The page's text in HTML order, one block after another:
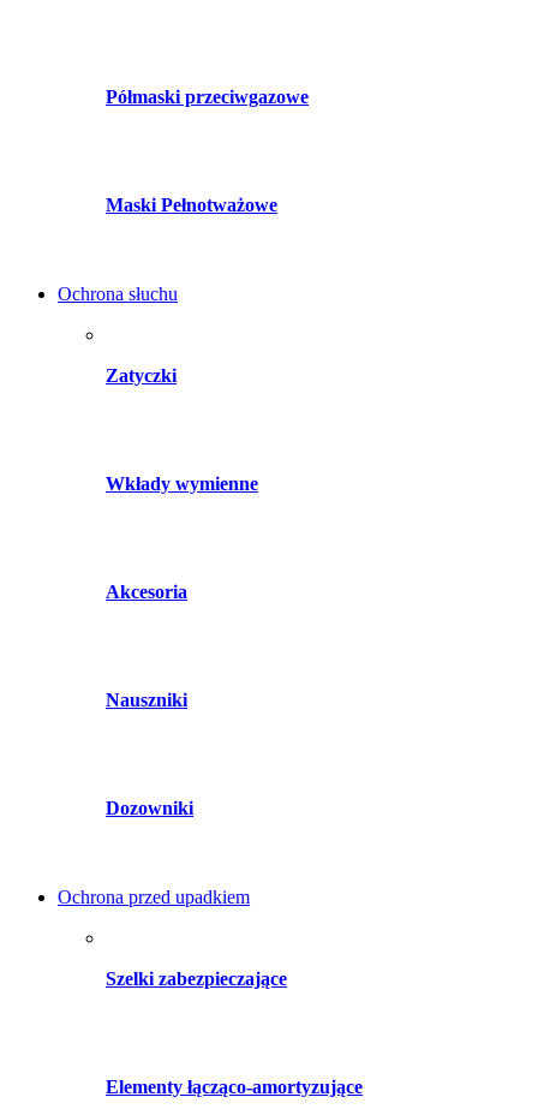
Półmaski przeciwgazowe
Maski Pełnotważowe
Ochrona słuchu
Zatyczki
Wkłady wymienne
Akcesoria
Nauszniki
Dozowniki
Ochrona przed upadkiem
Szelki zabezpieczające
Elementy łącząco-amortyzujące